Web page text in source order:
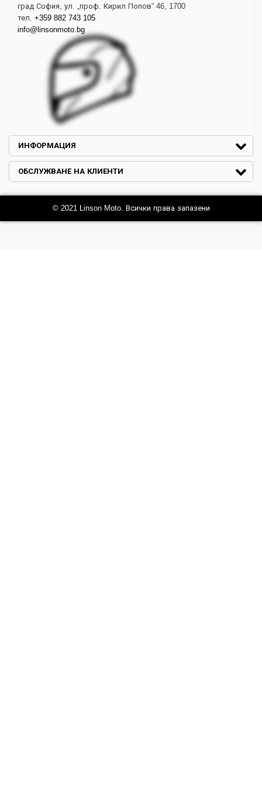
град София, ул. „проф. Кирил Попов“ 46, 1700
тел. +359 882 743 105
info@linsonmoto.bg
ИНФОРМАЦИЯ
ОБСЛУЖВАНЕ НА КЛИЕНТИ
© 2021 Linson Moto. Всички права запазени